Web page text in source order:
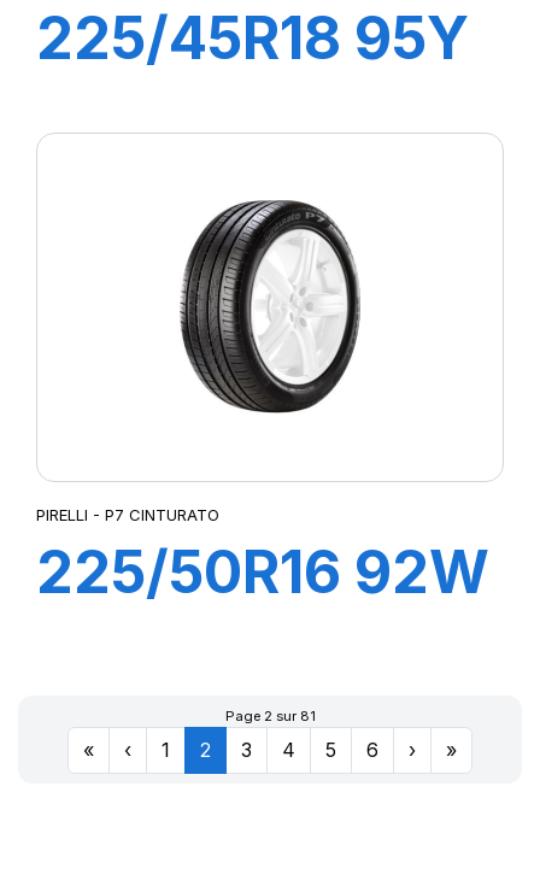
225/45R18 95Y
PIRELLI - P7 CINTURATO
225/50R16 92W
(MO)
Page 2 sur 81
« ‹ 1 2 3 4 5 6 › »